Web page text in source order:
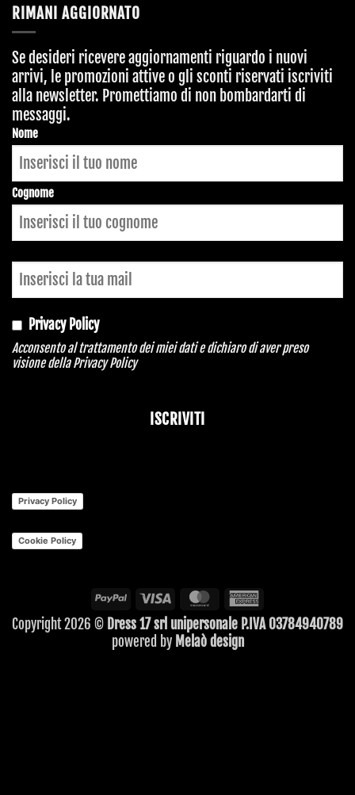
RIMANI AGGIORNATO
Se desideri ricevere aggiornamenti riguardo i nuovi
arrivi, le promozioni attive o gli sconti riservati iscriviti
alla newsletter. Promettiamo di non bombardarti di
messaggi.
Website
URL *
Nome
Cognome
Privacy Policy
Acconsento al trattamento dei miei dati e dichiaro di aver preso
visione dellaPrivacy Policy
ISCRIVITI
Privacy Policy
Cookie Policy
PayPal Visa MasterCard
Express
Copyright 2026 © Dress 17 srl unipersonale P.IVA 03784940789
powered by Melaò design